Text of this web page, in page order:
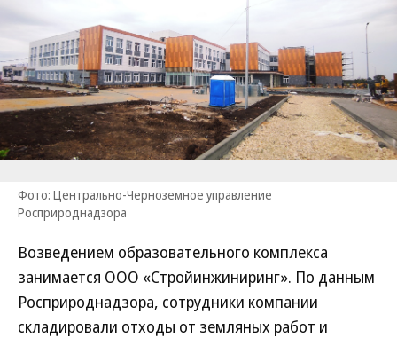
Фото: Центрально-Черноземное управление
Росприроднадзора
Возведением образовательного комплекса
занимается ООО «Стройинжиниринг». По данным
Росприроднадзора, сотрудники компании
складировали отходы от земляных работ и